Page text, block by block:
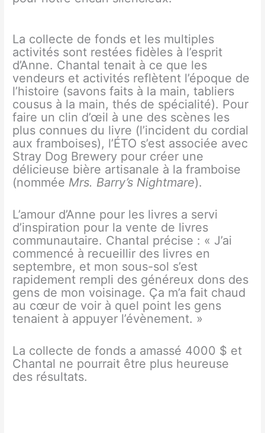
La collecte de fonds et les multiples
activités sont restées fidèles à l’esprit
d’Anne. Chantal tenait à ce que les
vendeurs et activités reflètent l’époque de
l’histoire (savons faits à la main, tabliers
cousus à la main, thés de spécialité). Pour
faire un clin d’œil à une des scènes les
plus connues du livre (l’incident du cordial
aux framboises), l’ÉTO s’est associée avec
Stray Dog Brewery pour créer une
délicieuse bière artisanale à la framboise
(nommée Mrs. Barry’s Nightmare).
L’amour d’Anne pour les livres a servi
d’inspiration pour la vente de livres
communautaire. Chantal précise : « J’ai
commencé à recueillir des livres en
septembre, et mon sous-sol s’est
rapidement rempli des généreux dons des
gens de mon voisinage. Ça m’a fait chaud
au cœur de voir à quel point les gens
tenaient à appuyer l’évènement. »
La collecte de fonds a amassé 4000 $ et
Chantal ne pourrait être plus heureuse
des résultats.